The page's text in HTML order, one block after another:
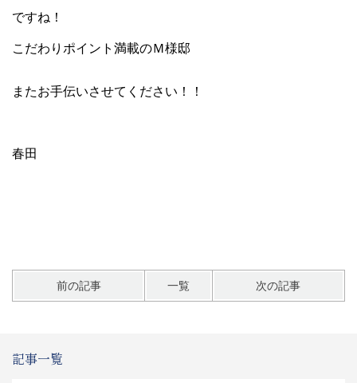
ですね！
こだわりポイント満載のＭ様邸
またお手伝いさせてください！！
春田
前の記事 一覧 次の記事
記事一覧